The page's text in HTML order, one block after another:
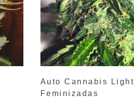
Auto Cannabis Light
Feminizadas